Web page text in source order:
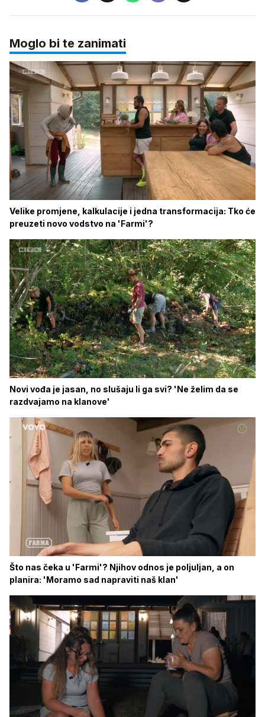
Moglo bi te zanimati
Velike promjene, kalkulacije i jedna transformacija: Tko će
preuzeti novo vodstvo na 'Farmi'?
Novi vođa je jasan, no slušaju li ga svi? 'Ne želim da se
razdvajamo na klanove'
Što nas čeka u 'Farmi'? Njihov odnos je poljuljan, a on
planira: 'Moramo sad napraviti naš klan'